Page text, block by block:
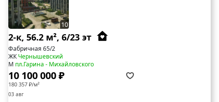
10
2-к, 56.2 м², 6/23 эт
Фабричная 65/2
ЖКЧернышевский
М пл.Гарина - Михайловского
10 100 000 ₽
180 357 ₽/м²
03 авг